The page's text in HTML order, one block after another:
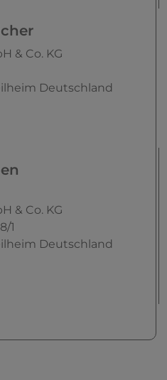
& Co. KG
Deutschland
& Co. KG
1
Deutschland